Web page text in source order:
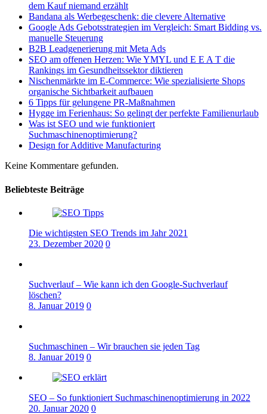
Beiträge
dem Kauf niemand erzählt
Bandana als Werbegeschenk: die clevere Alternative
Google Ads Gebotsstrategien im Vergleich: Smart Bidding vs.
manuelle Steuerung
B2B Leadgenerierung mit Meta Ads
SEO am offenen Herzen: Wie YMYL und E E A T die
Rankings im Gesundheitssektor diktieren
Nischenmärkte im E-Commerce: Wie spezialisierte Shops
organische Sichtbarkeit aufbauen
6 Tipps für gelungene PR-Maßnahmen
Hygge im Ferienhaus: So gelingt der perfekte Familienurlaub
Was ist SEO und wie funktioniert
Suchmaschinenoptimierung?
Design for Additive Manufacturing
Keine Kommentare gefunden.
Beliebteste Beiträge
Die wichtigsten SEO Trends im Jahr 2021
23. Dezember 2020 0
Suchverlauf – Wie kann ich den Google-Suchverlauf
löschen?
8. Januar 2019 0
Suchmaschinen – Wir brauchen sie jeden Tag
8. Januar 2019 0
SEO – So funktioniert Suchmaschinenoptimierung in 2022
20. Januar 2020 0